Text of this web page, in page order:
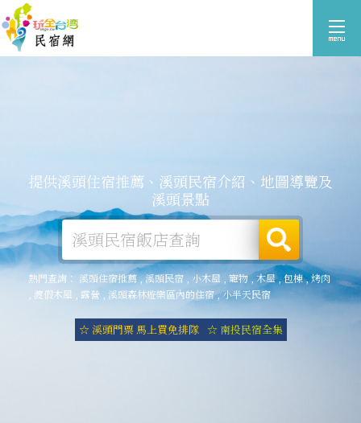
提供溪頭住宿推薦、溪頭民宿介紹、地圖導覽及
溪頭景點
熱門查詢： 溪頭住宿推薦,溪頭民宿,小木屋 寵物,木屋,包棟,烤肉
渡假木屋 露營 溪頭森林遊樂區內的住宿, 小半天民宿
☆ 溪頭門票 馬上買免排隊 ☆ 南投民宿全集